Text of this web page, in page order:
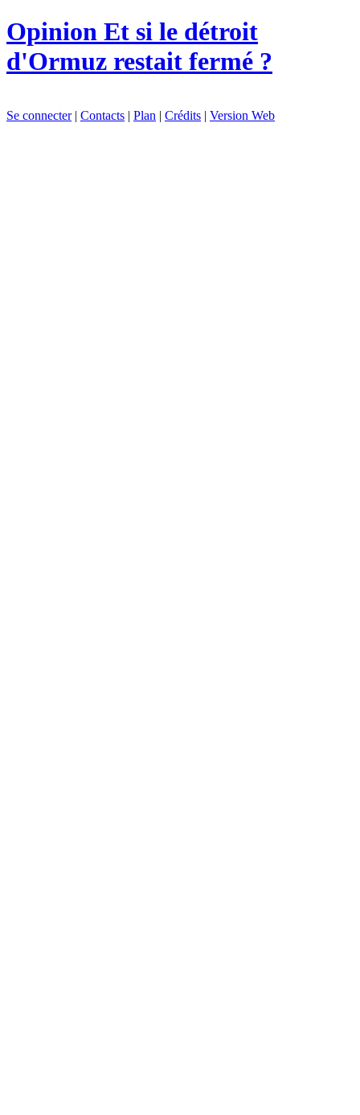
Opinion Et si le détroit
d'Ormuz restait fermé ?
Se connecter| Contacts | Plan | Crédits | Version Web